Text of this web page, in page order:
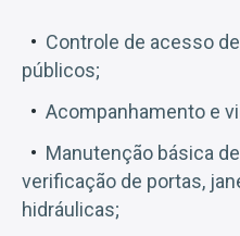
Controle de acesso
públicos;
Acompanhamento e
Manutenção básica
verificação de portas,
hidráulicas;